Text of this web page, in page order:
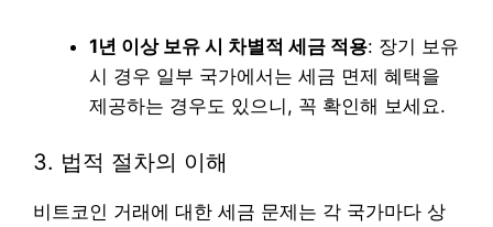
1년 이상 보유 시 차별적 세금 적용: 장기 보유
시 경우 일부 국가에서는 세금 면제 혜택을
제공하는 경우도 있으니, 꼭 확인해 보세요.
3. 법적 절차의 이해
비트코인 거래에 대한 세금 문제는 각 국가마다 상